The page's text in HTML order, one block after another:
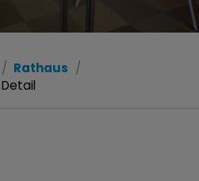
Rathaus
Detail